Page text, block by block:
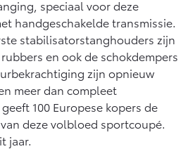
speciaal voor deze
handgeschakelde transmissie.
stabilisatorstanghouders zijn
en ook de schokdempers
zijn opnieuw
meer dan compleet
100 Europese kopers de
deze volbloed sportcoupé.
jaar.